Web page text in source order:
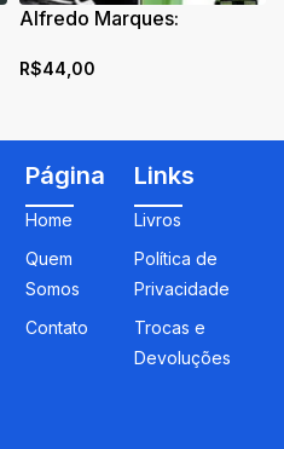
Alfredo Marques:
R$44,00
Página
Home
Quem
Somos
Contato
Links
Livros
Política de
Privacidade
Trocas e
Devoluções